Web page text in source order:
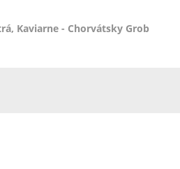
Kaviarne - Chorvátsky Grob